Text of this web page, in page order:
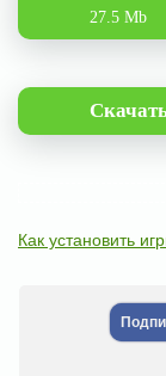
27.5 Mb
Как установить